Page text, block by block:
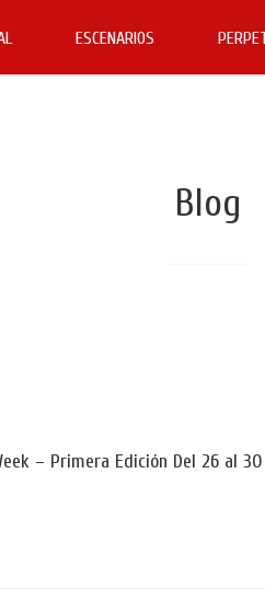
ESCENARIOS
Blog
– Primera Edición Del 26 al